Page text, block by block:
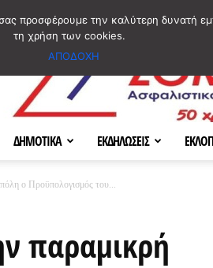
ΔΗΜΟΤΙΚΑ ΕΚΔΗΛΩΣΕΙΣ
πόλη ο Προϋπολογισμός του...
παραμικρή
προσφέρουμε την καλύτερη δυνατή
τη χρήση των cookies.
ΑΠΟΔΟΧΗ